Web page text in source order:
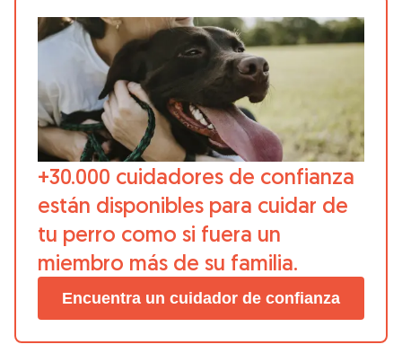
+30.000 cuidadores de confianza
están disponibles para cuidar de
tu perro como si fuera un
miembro más de su familia.
Encuentra un cuidador de confianza